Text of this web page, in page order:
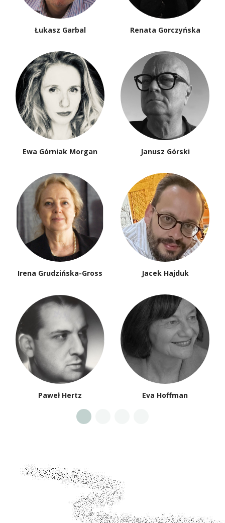
Łukasz Garbal Renata Gorczyńska
Ewa Górniak Morgan Janusz Górski
Irena Grudzińska-Gross Jacek Hajduk
Paweł Hertz Eva Hoffman